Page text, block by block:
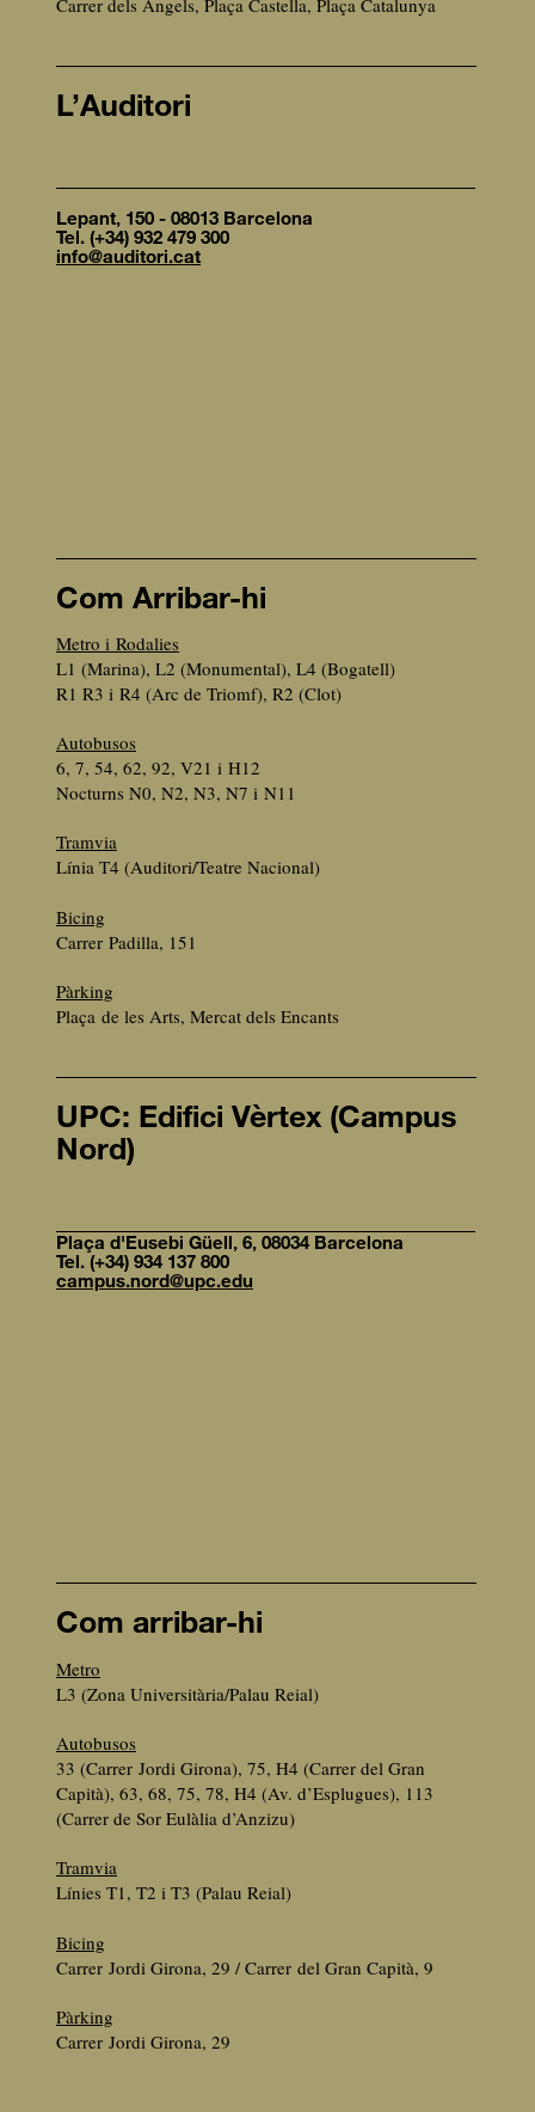
L’Auditori
Lepant, 150 - 08013 Barcelona
Tel. (+34) 932 479 300
info@auditori.cat
Com Arribar-hi
Metro i Rodalies
L1 (Marina), L2 (Monumental), L4 (Bogatell)
R1 R3 i R4 (Arc de Triomf), R2 (Clot)
Autobusos
6, 7, 54, 62, 92, V21 i H12
Nocturns N0, N2, N3, N7 i N11
Tramvia
Línia T4 (Auditori/Teatre Nacional)
Bicing
Carrer Padilla, 151
Pàrking
Plaça de les Arts, Mercat dels Encants
UPC: Edifici Vèrtex (Campus
Nord)
Plaça d'Eusebi Güell, 6, 08034 Barcelona
Tel. (+34) 934 137 800
campus.nord@upc.edu
Com arribar-hi
Metro
L3 (Zona Universitària/Palau Reial)
Autobusos
33 (Carrer Jordi Girona), 75, H4 (Carrer del Gran
Capità), 63, 68, 75, 78, H4 (Av. d’Esplugues), 113
(Carrer de Sor Eulàlia d’Anzizu)
Tramvia
Línies T1, T2 i T3 (Palau Reial)
Bicing
Carrer Jordi Girona, 29 / Carrer del Gran Capità, 9
Pàrking
Carrer Jordi Girona, 29